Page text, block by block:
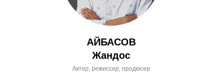
АЙБАСОВ
Жандос
Актер, режиссер, продюсер